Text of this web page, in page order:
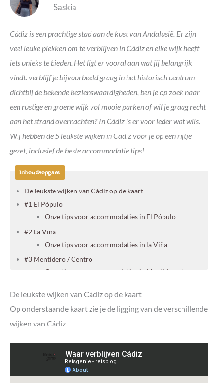
Cádiz is een prachtige stad aan de kust van Andalusië. Er zijn
veel leuke plekken om te verblijven in Cádiz en elke wijk heeft
iets unieks te bieden. Het ligt er vooral aan wat jij belangrijk
vindt: verblijf je bijvoorbeeld graag in het historisch centrum
dichtbij de bekende bezienswaardigheden, ben je op zoek naar
een rustige en groene wijk vol mooie parken of wil je graag recht
aan het strand overnachten? In Cádiz is er voor ieder wat wils.
Wij hebben de 5 leukste wijken in Cádiz voor je op een rijtje
gezet, inclusief de beste accommodatie tips!
Inhoudsopgave
De leukste wijken van Cádiz op de kaart
#1 El Pópulo
Onze tips voor accommodaties in El Pópulo
#2 La Viña
Onze tips voor accommodaties in la Viña
#3 Mentidero / Centro
Onze tips voor accommodaties in Mentidero /
#4 Santa Maria
Onze tips voor accommodaties in Santa Maria
#5 La Laguna (Playa de la Victoria)
de la Victoria)
Tips om te doen in Cádiz
Cádiz in één dag: de mooiste wandelroute
De leukste wijken van Cádiz op de kaart
Op onderstaande kaart zie je de ligging van de verschillende
wijken van Cádiz.
Saskia